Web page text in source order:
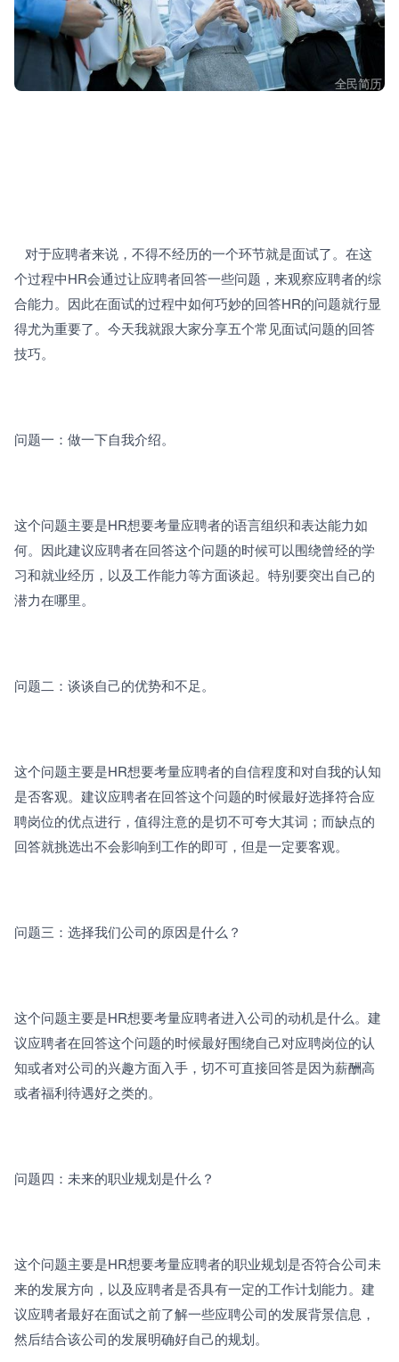
个过程中HR会通过让应聘者回答一些问题，来观察应聘者的综
合能力。因此在面试的过程中如何巧妙的回答HR的问题就行显
得尤为重要了。今天我就跟大家分享五个常见面试问题的回答
技巧。
问题一：做一下自我介绍。
这个问题主要是HR想要考量应聘者的语言组织和表达能力如
何。因此建议应聘者在回答这个问题的时候可以围绕曾经的学
习和就业经历，以及工作能力等方面谈起。特别要突出自己的
潜力在哪里。
问题二：谈谈自己的优势和不足。
这个问题主要是HR想要考量应聘者的自信程度和对自我的认知
是否客观。建议应聘者在回答这个问题的时候最好选择符合应
聘岗位的优点进行，值得注意的是切不可夸大其词；而缺点的
回答就挑选出不会影响到工作的即可，但是一定要客观。
问题三：选择我们公司的原因是什么？
这个问题主要是HR想要考量应聘者进入公司的动机是什么。建
议应聘者在回答这个问题的时候最好围绕自己对应聘岗位的认
知或者对公司的兴趣方面入手，切不可直接回答是因为薪酬高
或者福利待遇好之类的。
问题四：未来的职业规划是什么？
这个问题主要是HR想要考量应聘者的职业规划是否符合公司未
来的发展方向，以及应聘者是否具有一定的工作计划能力。建
议应聘者最好在面试之前了解一些应聘公司的发展背景信息，
然后结合该公司的发展明确好自己的规划。